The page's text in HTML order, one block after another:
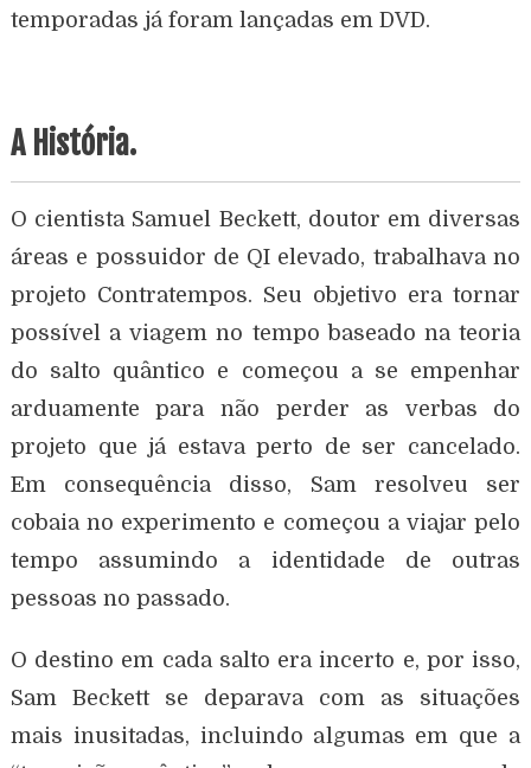
temporadas já foram lançadas em DVD.
A História.
O cientista Samuel Beckett, doutor em diversas
áreas e possuidor de QI elevado, trabalhava no
projeto Contratempos. Seu objetivo era tornar
possível a viagem no tempo baseado na teoria
do salto quântico e começou a se empenhar
arduamente para não perder as verbas do
projeto que já estava perto de ser cancelado.
Em consequência disso, Sam resolveu ser
cobaia no experimento e começou a viajar pelo
tempo assumindo a identidade de outras
pessoas no passado.
O destino em cada salto era incerto e, por isso,
Sam Beckett se deparava com as situações
mais inusitadas, incluindo algumas em que a